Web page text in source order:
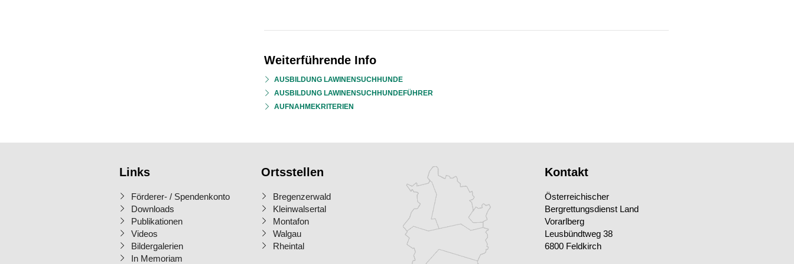
Weiterführende Info
AUSBILDUNG LAWINENSUCHHUNDE
AUSBILDUNG LAWINENSUCHHUNDEFÜHRER
AUFNAHMEKRITERIEN
Links
Förderer- / Spendenkonto
Downloads
Publikationen
Videos
Bildergalerien
In Memoriam
Ortsstellen
Bregenzerwald
Kleinwalsertal
Montafon
Walgau
Rheintal
Kontakt
Österreichischer
Bergrettungsdienst Land
Vorarlberg
Leusbündtweg 38
6800 Feldkirch